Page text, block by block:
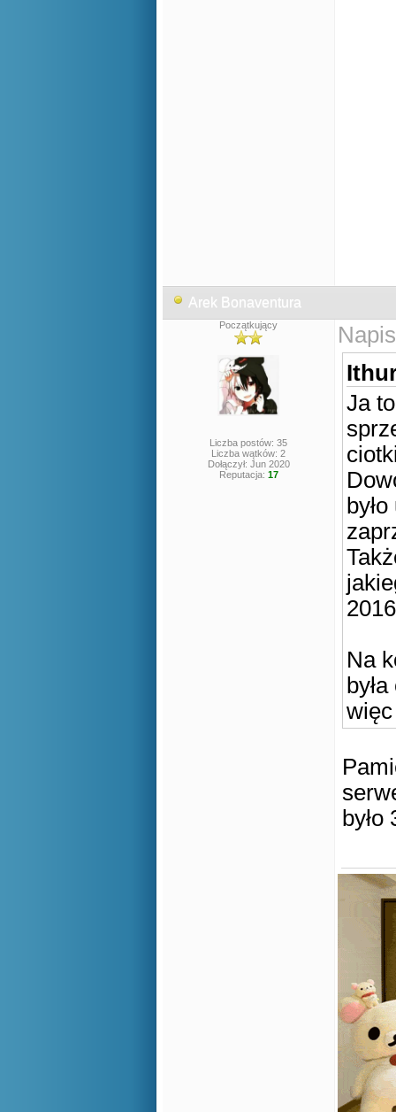
Arek Bonaventura
Początkujący
Liczba postów: 35
Liczba wątków: 2
Dołączył: Jun 2020
Reputacja: 17
Ja
Na